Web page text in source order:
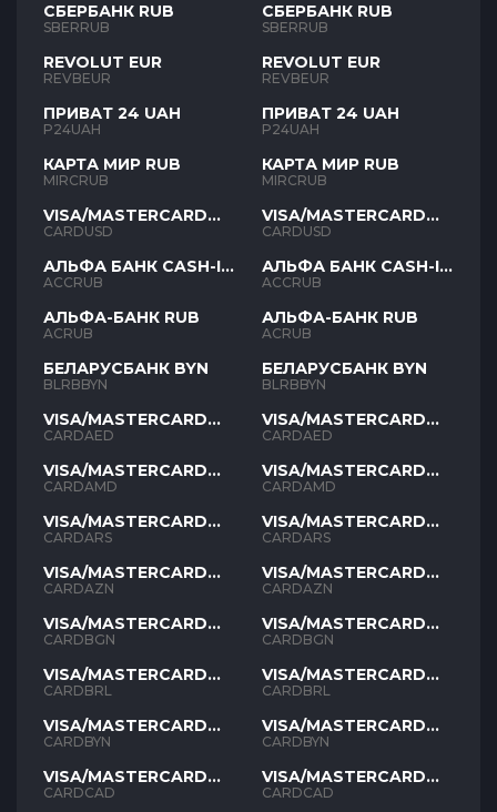
СБЕРБАНК RUB
SBERRUB
REVOLUT EUR
REVBEUR
ПРИВАТ 24 UAH
P24UAH
КАРТА МИР RUB
MIRCRUB
VISA/MASTERCARD
USD
CARDUSD
АЛЬФА БАНК CASH-IN
RUB
ACCRUB
АЛЬФА-БАНК RUB
ACRUB
БЕЛАРУСБАНК BYN
BLRBBYN
VISA/MASTERCARD
AED
CARDAED
VISA/MASTERCARD
AMD
CARDAMD
VISA/MASTERCARD
ARS
CARDARS
VISA/MASTERCARD
AZN
CARDAZN
VISA/MASTERCARD
BGN
CARDBGN
VISA/MASTERCARD
BRL
CARDBRL
VISA/MASTERCARD
BYN
CARDBYN
VISA/MASTERCARD
CAD
CARDCAD
СБЕРБАНК RUB
SBERRUB
REVOLUT EUR
REVBEUR
ПРИВАТ 24 UAH
P24UAH
КАРТА МИР RUB
MIRCRUB
VISA/MASTERCARD
USD
CARDUSD
АЛЬФА БАНК CASH-IN
RUB
ACCRUB
АЛЬФА-БАНК RUB
ACRUB
БЕЛАРУСБАНК BYN
BLRBBYN
VISA/MASTERCARD
AED
CARDAED
VISA/MASTERCARD
AMD
CARDAMD
VISA/MASTERCARD
ARS
CARDARS
VISA/MASTERCARD
AZN
CARDAZN
VISA/MASTERCARD
BGN
CARDBGN
VISA/MASTERCARD
BRL
CARDBRL
VISA/MASTERCARD
BYN
CARDBYN
VISA/MASTERCARD
CAD
CARDCAD